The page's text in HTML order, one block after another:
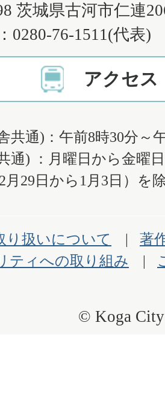
茨城県古河市仁連
0280-76-1511(代表)
アクセス
共通)：午前8時30分～
通) ：月曜日から金曜
月29日から1月3日）を
り扱いについて
著
ティへの取り組み
© Koga City